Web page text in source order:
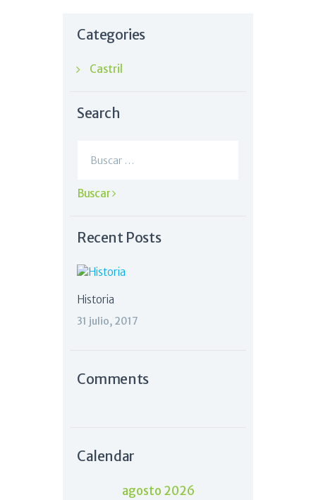
Categories
Castril
Search
Recent Posts
Historia
31 julio, 2017
Comments
Calendar
agosto 2026